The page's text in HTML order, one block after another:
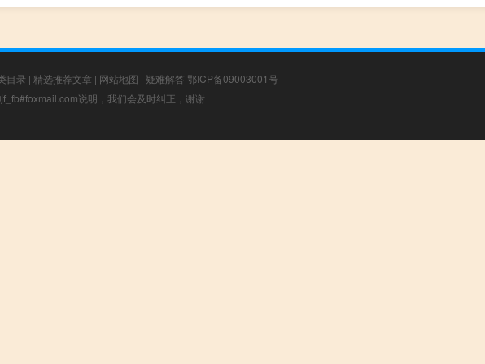
目录 | 精选推荐文章 | 网站地图 | 疑难解答 鄂ICP备09003001号
说明，我们会及时纠正，谢谢